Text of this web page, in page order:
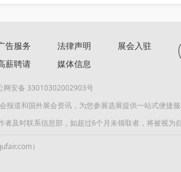
告服务
薪聘请
法律声明
媒体信息
展会入驻
网安备 33010302002903号
报道和国外展会资讯，为您参展选展提供一站式便捷
及时联系信息部，如超过6个月未领取者，将被视
）